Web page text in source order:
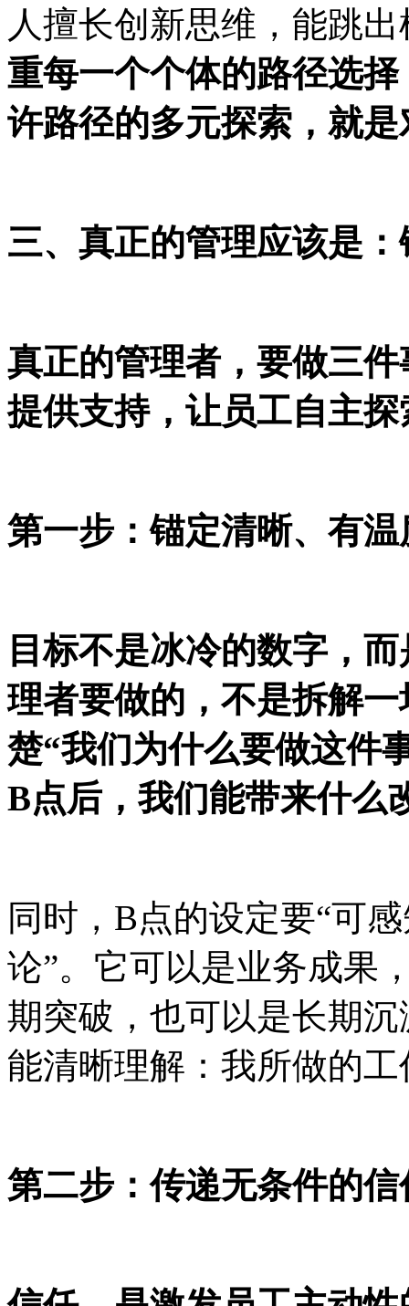
人擅长创新思维，能跳
重每一个个体的路径选
许路径的多元探索，就
三、真正的管理应该是：
真正的管理者，要做三
提供支持，让员工自主
第一步：锚定清晰、有温
目标不是冰冷的数字，
理者要做的，不是拆解一
楚“我们为什么要做这件
B点后，我们能带来什么
同时， B点的设定要“可
论”。它可以是业务成果
期突破，也可以是长期
能清晰理解：我所做的
第二步：传递无条件的信